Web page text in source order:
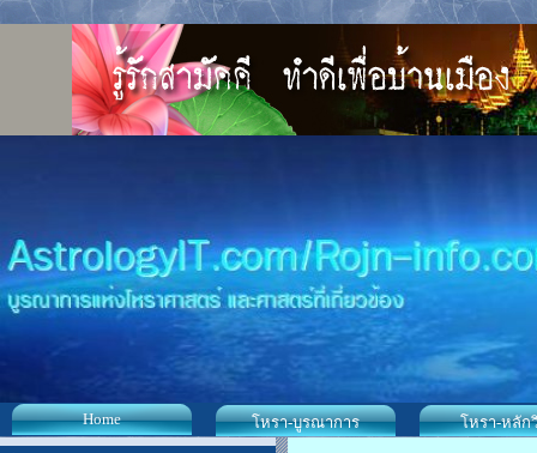
Home โหรา-บูรณาการ โหรา-หลัก